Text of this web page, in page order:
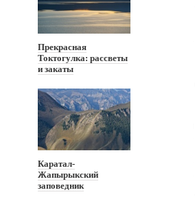
Прекрасная
Токтогулка: рассветы
и закаты
Каратал-
Жапырыкский
заповедник